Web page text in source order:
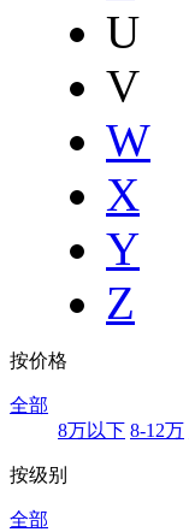
U
V
W
X
Y
Z
按价格
全部
8万以下 8-12万
按级别
全部